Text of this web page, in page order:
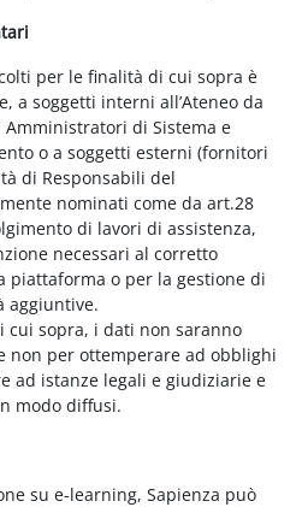
per le finalità di cui sopra è
a soggetti interni all’Ateneo da
di Sistema e
o a soggetti esterni (fornitori
di Responsabili del
nominati come da art.28
di lavori di assistenza,
necessari al corretto
piattaforma o per la gestione di
aggiuntive.
cui sopra, i dati non saranno
non per ottemperare ad obblighi
ad istanze legali e giudiziarie e
modo diffusi.
su e-learning, Sapienza può